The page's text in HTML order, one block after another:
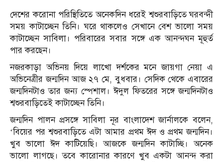
দেশের করোনা পরিস্থিতিতে অনেকদিন ধরেই শ্বশুরবাড়িতে ঘরবন্দী
সময় কাটাচ্ছেন তিনি। ঘরে থাকলেও সেখানে বেশ ভালো সময়
কাটাচ্ছেন সাবিলা। পরিবারের সবার সঙ্গে এক আনন্দঘন মূহুর্ত
পার করছেন।
নজরকাড়া অভিনয় দিয়ে লাখো দর্শকের মনে জায়গা নেয়া এ
অভিনেত্রীর জন্মদিন আজ ২৭ মে, বুধবার। সেদিক থেকে এবারের
জন্মদিনটাও তার জন্য স্পেশাল। ঈদুল ফিতরের সঙ্গে জন্মদিনটাও
শ্বশুরবাড়িতেই কাটাচ্ছেন তিনি।
জন্মদিন পালন প্রসঙ্গে সাবিলা নূর বাংলাদেশ জার্নালকে বলেন,
‘বিয়ের পর শ্বশুরবাড়িতে এটা আমার প্রথম ঈদ ও প্রথম জন্মদিন।
খুব ভালো ঈদ কাটিয়েছি। আজকে জন্মদিন কাটাচ্ছি। অনেক
ভালো লাগছে। তবে কারোনার কারণে খুব একটা আনন্দ করা